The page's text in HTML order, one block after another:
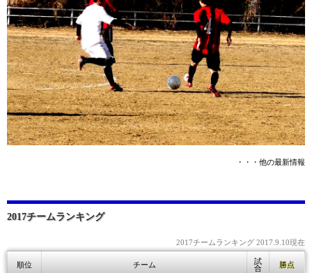
・・・他の最新情報
2017チームランキング
2017チームランキング 2017.9.10現在
順位 チーム
試
合
勝点